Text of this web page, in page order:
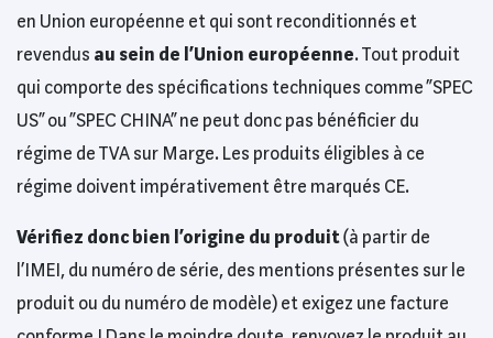
en Union européenne et qui sont reconditionnés et
revendus au sein de l’Union européenne. Tout produit
qui comporte des spécifications techniques comme “SPEC
US” ou “SPEC CHINA” ne peut donc pas bénéficier du
régime de TVA sur Marge. Les produits éligibles à ce
régime doivent impérativement être marqués CE.
Vérifiez donc bien l’origine du produit(à partir de
l’IMEI, du numéro de série, des mentions présentes sur le
produit ou du numéro de modèle) et exigez une facture